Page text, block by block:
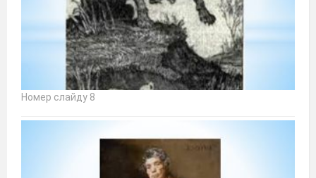
Номер слайду 8